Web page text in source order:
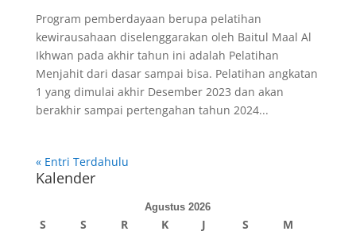
Program pemberdayaan berupa pelatihan
kewirausahaan diselenggarakan oleh Baitul Maal Al
Ikhwan pada akhir tahun ini adalah Pelatihan
Menjahit dari dasar sampai bisa. Pelatihan angkatan
1 yang dimulai akhir Desember 2023 dan akan
berakhir sampai pertengahan tahun 2024...
« Entri Terdahulu
Kalender
Agustus 2026
S S R K J S
M